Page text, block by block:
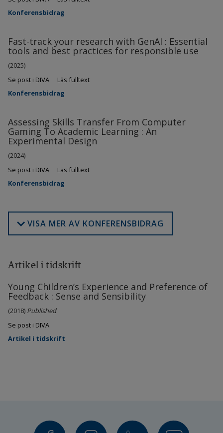
Konferensbidrag
Fast-track your research with GenAI : Essential
tools and best practices for responsible use
(2025)
Se post i DIVA
Läs fulltext
Konferensbidrag
Assessing Skills Transfer From Computer
Gaming To Academic Learning : An
Experimental Design
(2024)
Se post i DIVA
Läs fulltext
Konferensbidrag
VISA MER AV KONFERENSBIDRAG
Artikel i tidskrift
Young Children’s Experience and Preference of
Feedback : Sense and Sensibility
(2018) Published
Se post i DIVA
Artikel i tidskrift